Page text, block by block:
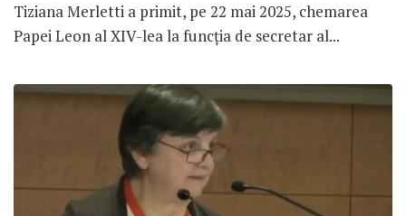
Tiziana Merletti a primit, pe 22 mai 2025, chemarea
Papei Leon al XIV-lea la funcția de secretar al...